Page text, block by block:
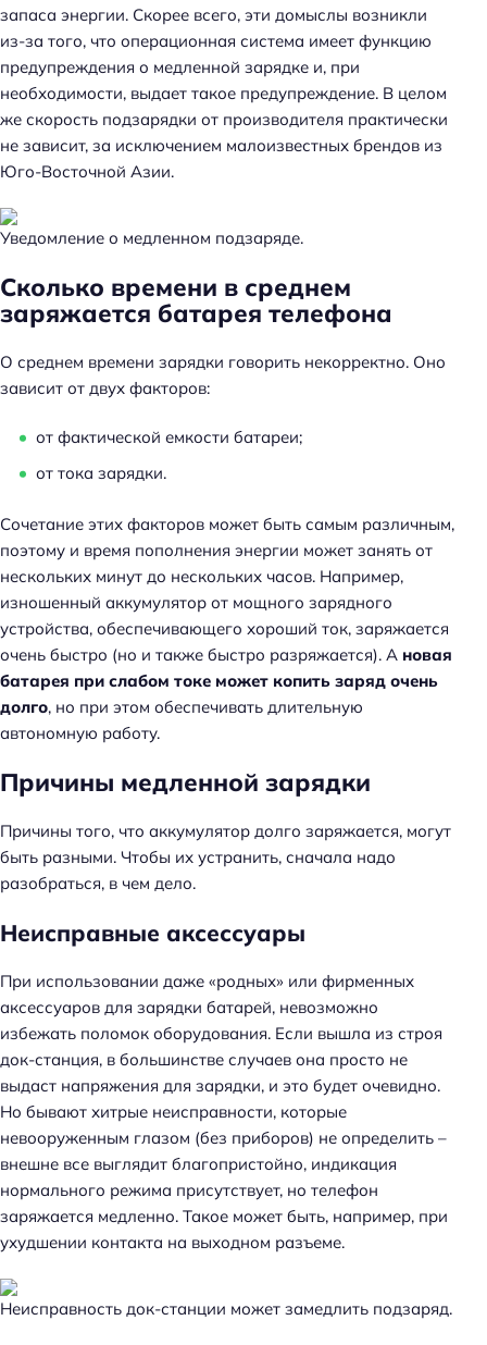
запаса энергии. Скорее всего, эти домыслы возникли
из-за того, что операционная система имеет функцию
предупреждения о медленной зарядке и, при
необходимости, выдает такое предупреждение. В целом
же скорость подзарядки от производителя практически
не зависит, за исключением малоизвестных брендов из
Юго-Восточной Азии.
Уведомление о медленном подзаряде.
Сколько времени в среднем
заряжается батарея телефона
О среднем времени зарядки говорить некорректно. Оно
зависит от двух факторов:
от фактической емкости батареи;
от тока зарядки.
Сочетание этих факторов может быть самым различным,
поэтому и время пополнения энергии может занять от
нескольких минут до нескольких часов. Например,
изношенный аккумулятор от мощного зарядного
устройства, обеспечивающего хороший ток, заряжается
очень быстро (но и также быстро разряжается). А новая
батарея при слабом токе может копить заряд очень
долго, но при этом обеспечивать длительную
автономную работу.
Причины медленной зарядки
Причины того, что аккумулятор долго заряжается, могут
быть разными. Чтобы их устранить, сначала надо
разобраться, в чем дело.
Неисправные аксессуары
При использовании даже «родных» или фирменных
аксессуаров для зарядки батарей, невозможно
избежать поломок оборудования. Если вышла из строя
док-станция, в большинстве случаев она просто не
выдаст напряжения для зарядки, и это будет очевидно.
Но бывают хитрые неисправности, которые
невооруженным глазом (без приборов) не определить –
внешне все выглядит благопристойно, индикация
нормального режима присутствует, но телефон
заряжается медленно. Такое может быть, например, при
ухудшении контакта на выходном разъеме.
Неисправность док-станции может замедлить подзаряд.